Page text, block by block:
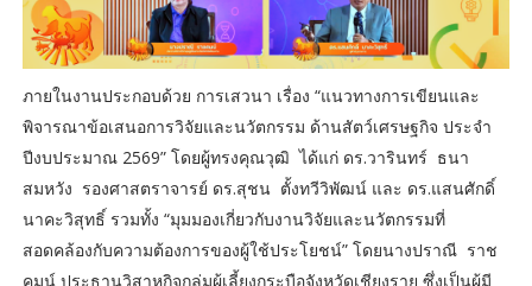
ภายในงานประกอบด้วย การเสวนา เรื่อง “แนวทางการเขียนและ
พิจารณาข้อเสนอการวิจัยและนวัตกรรม ด้านสัตว์เศรษฐกิจ ประจำ
ปีงบประมาณ 2569” โดยผู้ทรงคุณวุฒิ ได้แก่ ดร.วารินทร์ ธนา
สมหวัง รองศาสตราจารย์ ดร.สุชน ตั้งทวีวิพัฒน์ และ ดร.แสนศักดิ์
นาคะวิสุทธิ์ รวมทั้ง “มุมมองเกี่ยวกับงานวิจัยและนวัตกรรมที่
สอดคล้องกับความต้องการของผู้ใช้ประโยชน์” โดยนางปราณี ราช
คมน์ ประธานวิสาหกิจกลุ่มผู้เลี้ยงกระบือจังหวัดเชียงราย ซึ่งเป็นผู้มี